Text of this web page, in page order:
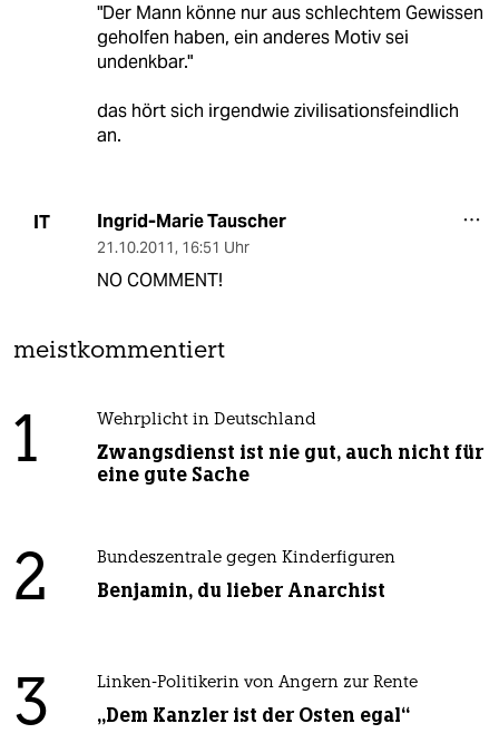
"Der Mann könne nur aus schlechtem Gewissen
geholfen haben, ein anderes Motiv sei
undenkbar."
das hört sich irgendwie zivilisationsfeindlich
an.
IT Ingrid-Marie Tauscher
21.10.2011, 16:51 Uhr
NO COMMENT!
meistkommentiert
1 Wehrplicht in Deutschland
Zwangsdienst ist nie gut, auch nicht für
eine gute Sache
2 Bundeszentrale gegen Kinderfiguren
Benjamin, du lieber Anarchist
3 Linken-Politikerin von Angern zur Rente
„Dem Kanzler ist der Osten egal“